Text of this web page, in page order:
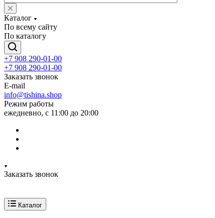
Каталог
По всему сайту
По каталогу
+7 908 290-01-00
+7 908 290-01-00
Заказать звонок
E-mail
info@tishina.shop
Режим работы
ежедневно, с 11:00 до 20:00
Заказать звонок
Каталог